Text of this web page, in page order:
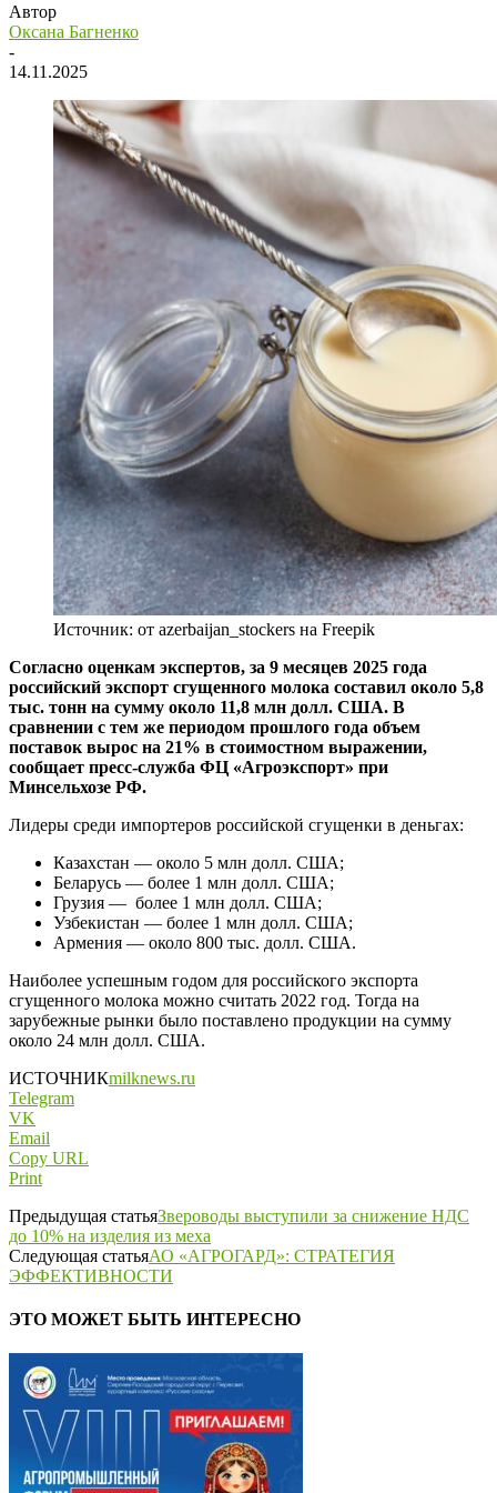
Автор
Оксана Багненко
-
14.11.2025
Источник: от azerbaijan_stockers на Freepik
Согласно оценкам экспертов, за 9 месяцев 2025 года
российский экспорт сгущенного молока составил около 5,8
тыс. тонн на сумму около 11,8 млн долл. США. В
сравнении с тем же периодом прошлого года объем
поставок вырос на 21% в стоимостном выражении,
сообщает пресс-служба ФЦ «Агроэкспорт» при
Минсельхозе РФ.
Лидеры среди импортеров российской сгущенки в деньгах:
Казахстан — около 5 млн долл. США;
Беларусь — более 1 млн долл. США;
Грузия — более 1 млн долл. США;
Узбекистан — более 1 млн долл. США;
Армения — около 800 тыс. долл. США.
Наиболее успешным годом для российского экспорта
сгущенного молока можно считать 2022 год. Тогда на
зарубежные рынки было поставлено продукции на сумму
около 24 млн долл. США.
ИСТОЧНИКmilknews.ru
Telegram
VK
Email
Copy URL
Print
Предыдущая статьяЗвероводы выступили за снижение НДС
до 10% на изделия из меха
Следующая статьяАО «АГРОГАРД»: СТРАТЕГИЯ
ЭФФЕКТИВНОСТИ
ЭТО МОЖЕТ БЫТЬ ИНТЕРЕСНО